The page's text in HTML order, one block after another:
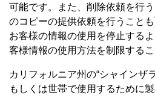
可能です。また、削除依頼を行
のコピーの提供依頼を行うこと
お客様の情報の使用を停止する
客様情報の使用方法を制限するこ
カリフォルニア州の“シャインザ
もしくは世帯で使用するために